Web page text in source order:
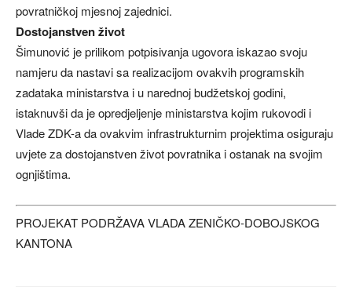
povratničkoj mjesnoj zajednici.
Dostojanstven život
Šimunović je prilikom potpisivanja ugovora iskazao svoju
namjeru da nastavi sa realizacijom ovakvih programskih
zadataka ministarstva i u narednoj budžetskoj godini,
istaknuvši da je opredjeljenje ministarstva kojim rukovodi i
Vlade ZDK-a da ovakvim infrastrukturnim projektima osiguraju
uvjete za dostojanstven život povratnika i ostanak na svojim
ognjištima.
PROJEKAT PODRŽAVA VLADA ZENIČKO-DOBOJSKOG
KANTONA